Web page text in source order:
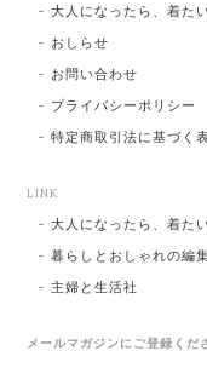
大人になったら、着
おしらせ
お問い合わせ
プライバシーポリシー
特定商取引法に基づく
LINK
大人になったら、着
暮らしとおしゃれの編
主婦と生活社
メールマガジンにご登録くだ